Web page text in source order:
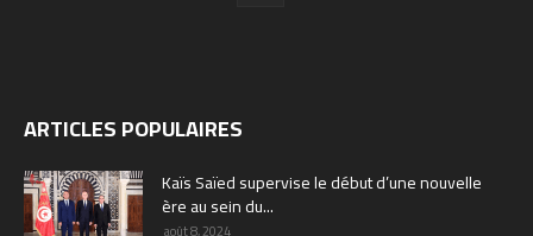
ARTICLES POPULAIRES
Kaïs Saïed supervise le début d’une nouvelle
ère au sein du...